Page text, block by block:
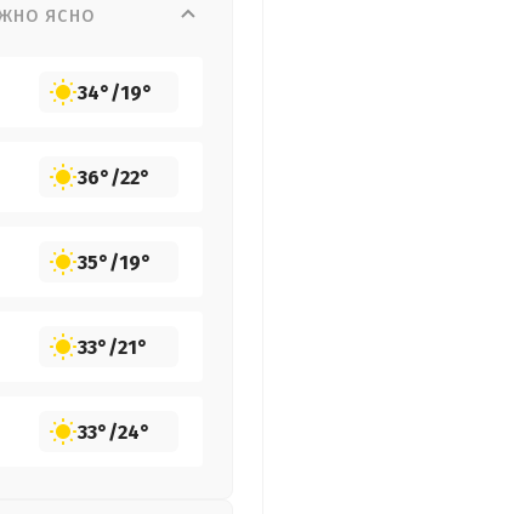
ясно
34°/19°
36°/22°
35°/19°
33°/21°
33°/24°